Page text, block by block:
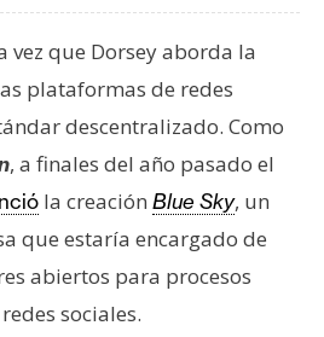
vez que Dorsey aborda la
plataformas de redes
descentralizado. Como
, a finales del año pasado el
la creación Blue Sky, un
que estaría encargado de
abiertos para procesos
sociales.